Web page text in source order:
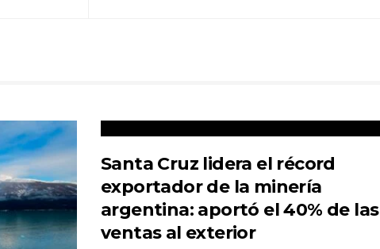
Santa Cruz lidera el récord
exportador de la minería
argentina: aportó el 40% de las
ventas al exterior